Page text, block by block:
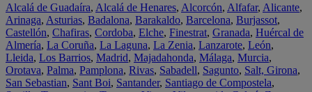
Alcalá de Guadaíra, Alcalá de Henares, Alcorcón, Alfafar, Alicante,
Arinaga, Asturias, Badalona, Barakaldo, Barcelona, Burjassot,
Castellón, Chafiras, Cordoba, Elche, Finestrat, Granada, Huércal de
Almería, La Coruña, La Laguna, La Zenia, Lanzarote, León,
Lleida, Los Barrios, Madrid, Majadahonda, Málaga, Murcia,
Orotava, Palma, Pamplona, Rivas, Sabadell, Sagunto, Salt, Girona,
San Sebastian, Sant Boi, Santander, Santiago de Compostela,